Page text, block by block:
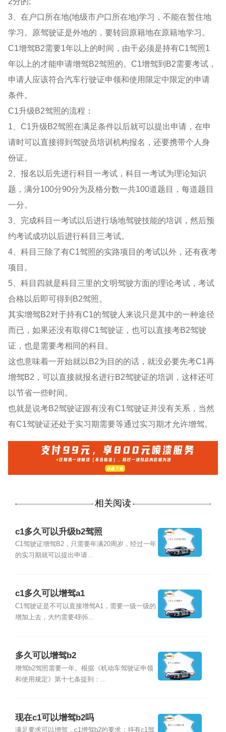
3、在户口所在地(地级市户口所在地)学习，不能在暂住地
学习。原驾驶证是外地的，要转回原籍地在原籍地学习。
C1增驾B2需要1年以上的时间，由干必须是持有C1驾照1
年以上的才能申请增驾B2驾照的。C1增驾到B2需要考试，
申请人应该符合汽车行驶证申领和使用限定中限定的申请
条件。
C1升级B2驾照的流程：
1、C1升级B2驾照在满足条件以后就可以提出申请，在申
请时可以直接得到驾驶员培训机构报名，还要携带个人身
份证。
2、报名以后先进行科目一考试，科目一考试为理论知识
题，满分100分90分为及格分数一共100道题目，每道题目
一分。
3、完成科目一考试以后进行场地驾驶技能的培训，然后预
约考试成功以后进行科目三考试。
4、科目三除了有C1驾照的实路项目的考试以外，还有夜考
项目。
5、科目四就是科目三里的文明驾驶方面的理论考试，考试
合格以后即可得到B2驾照。
其实增驾B2对于持有C1的驾驶人来说只是其中的一种途径
而已，如果还没有取得C1驾驶证，也可以直接考B2驾驶
证，也是需要考相同的科目。
这也意味着一开始就以B2为目的的话，就没必要先考C1再
增驾B2，可以直接就报名进行B2驾驶证的培训，这样还可
以节省一些时间。
也就是说考B2驾驶证跟有没有C1驾驶证并没有关系，当然
有C1驾驶证还处于实习期需要等通过实习期才允许增驾。
相关阅读
c1多久可以升级b2驾照
C1驾驶证增驾B2，只需要年满20周岁，经过一年
的实习期就可以提出申请...
c1多久可以增驾a1
C1驾驶证是不可以直接增驾A1，需要一级一级的
增加上去，大约需要4到6...
多久可以增驾b2
增驾b2驾照需要一年。根据《机动车驾驶证申领
和使用规定》第十七条提到：...
现在c1可以增驾b2吗
满足要求可以增驾，c1增驾b2的要求：持有c1驾